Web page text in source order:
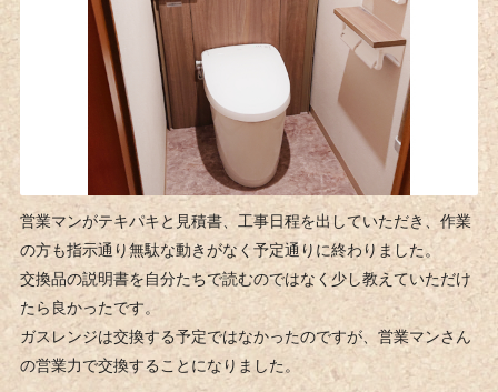
営業マンがテキパキと見積書、工事日程を出していただき、作業
の方も指示通り無駄な動きがなく予定通りに終わりました。
交換品の説明書を自分たちで読むのではなく少し教えていただけ
たら良かったです。
ガスレンジは交換する予定ではなかったのですが、営業マンさん
の営業力で交換することになりました。